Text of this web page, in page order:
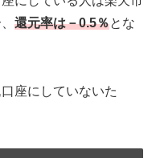
還元率は－0.5％とな
座にしていないた